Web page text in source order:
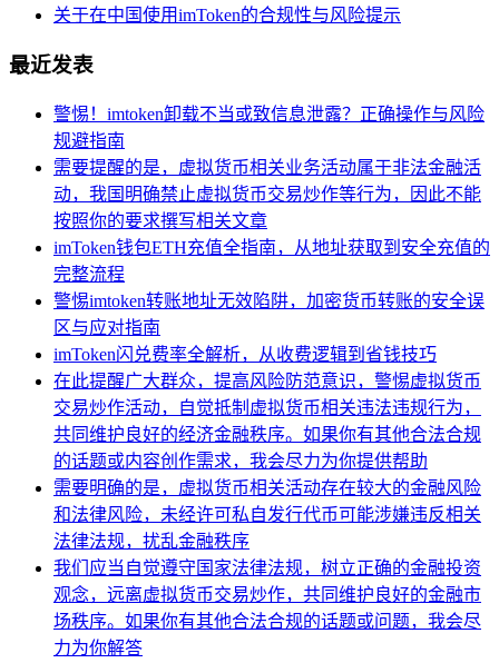
关于在中国使用imToken的合规性与风险提示
最近发表
警惕！imtoken卸载不当或致信息泄露？正确操作与风险
规避指南
需要提醒的是，虚拟货币相关业务活动属于非法金融活
动，我国明确禁止虚拟货币交易炒作等行为，因此不能
按照你的要求撰写相关文章
imToken钱包ETH充值全指南，从地址获取到安全充值的
完整流程
警惕imtoken转账地址无效陷阱，加密货币转账的安全误
区与应对指南
imToken闪兑费率全解析，从收费逻辑到省钱技巧
在此提醒广大群众，提高风险防范意识，警惕虚拟货币
交易炒作活动，自觉抵制虚拟货币相关违法违规行为，
共同维护良好的经济金融秩序。如果你有其他合法合规
的话题或内容创作需求，我会尽力为你提供帮助
需要明确的是，虚拟货币相关活动存在较大的金融风险
和法律风险，未经许可私自发行代币可能涉嫌违反相关
法律法规，扰乱金融秩序
我们应当自觉遵守国家法律法规，树立正确的金融投资
观念，远离虚拟货币交易炒作，共同维护良好的金融市
场秩序。如果你有其他合法合规的话题或问题，我会尽
力为你解答